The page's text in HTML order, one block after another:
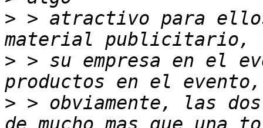
> > atractivo para
> > su empresa en el
> > obviamente, las